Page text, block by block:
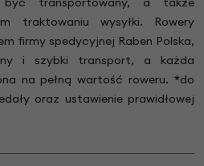
traktowaniu wysyłki. Rowery
firmy spedycyjnej Raben Polska,
i szybki transport, a każda
na pełną wartość roweru. *do
oraz ustawienie prawidłowej